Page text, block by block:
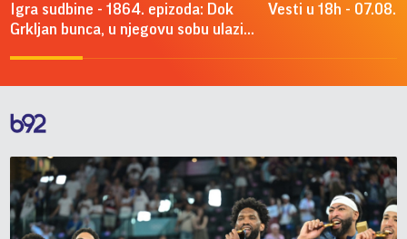
Igra sudbine - 1864. epizoda: Dok
Grkljan bunca, u njegovu sobu ulazi...
Vesti u 18h -